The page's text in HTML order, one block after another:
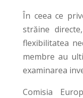
În ceea ce
străine
flexibilitatea
membre au
examinarea
Comisia